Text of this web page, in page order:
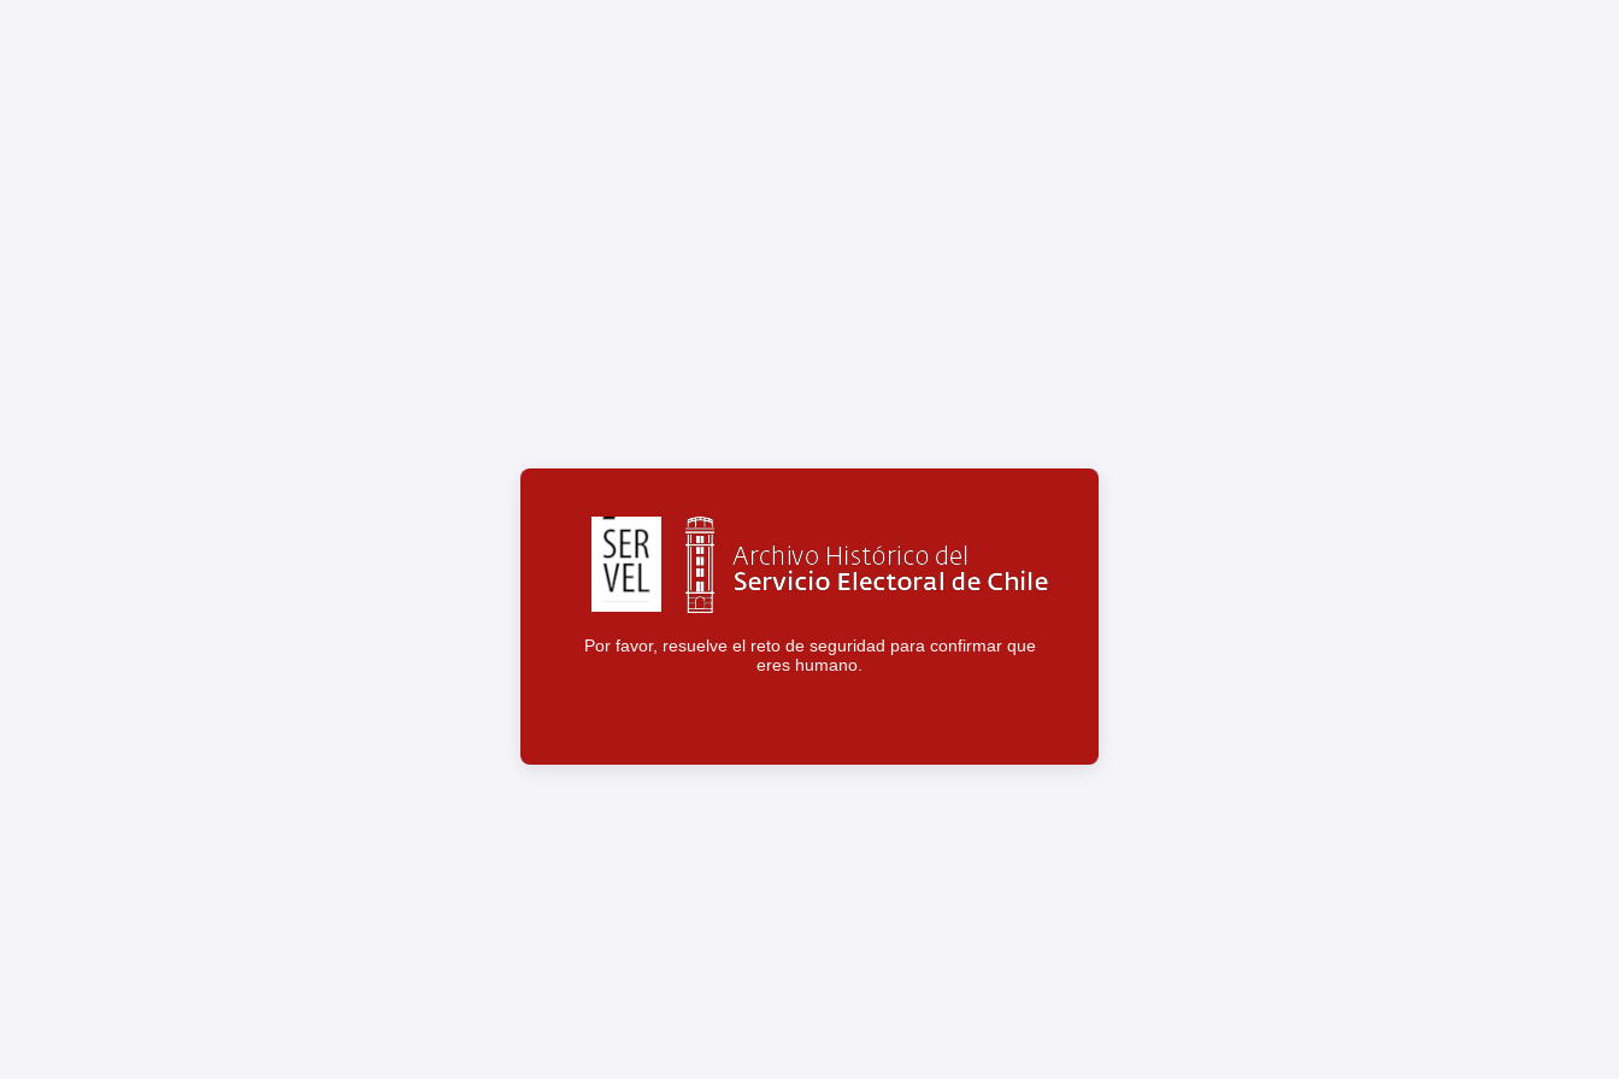
Por favor, resuelve el reto de seguridad para confirmar que
eres humano.